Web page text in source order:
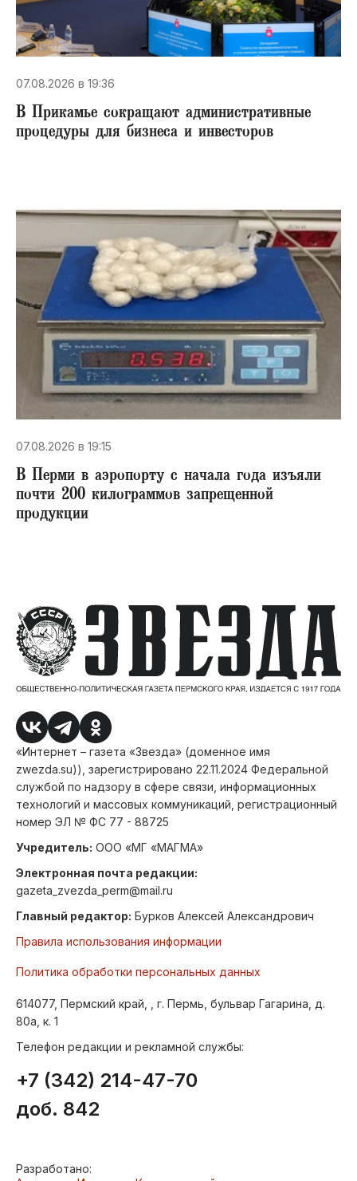
07.08.2026 в 19:36
В Прикамье сокращают административные
процедуры для бизнеса и инвесторов
07.08.2026 в 19:15
В Перми в аэропорту с начала года изъяли
почти 200 килограммов запрещенной
продукции
«Интернет – газета «Звезда» (доменное имя
zwezda.su)), зарегистрировано 22.11.2024 Федеральной
службой по надзору в сфере связи, информационных
технологий и массовых коммуникаций, регистрационный
номер ЭЛ № ФС 77 - 88725
Учредитель: ООО «МГ «МАГМА»
Электронная почта редакции:
gazeta_zvezda_perm@mail.ru
Главный редактор: Бурков Алексей Александрович
Правила использования информации
Политика обработки персональных данных
614077, Пермский край, , г. Пермь, бульвар Гагарина, д.
80а, к. 1
Телефон редакции и рекламной службы:
+7 (342) 214-47-70
доб. 842
Разработано: